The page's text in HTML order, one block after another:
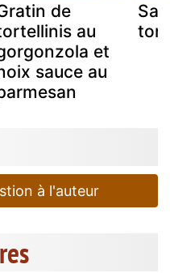
de
au
et
sauce au
à l'auteur